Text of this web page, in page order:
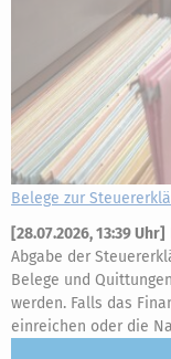
Belege zur
[28.07.2026, 13:39 Uhr]
Abgabe der
Belege und
werden. Falls das
einreichen oder die